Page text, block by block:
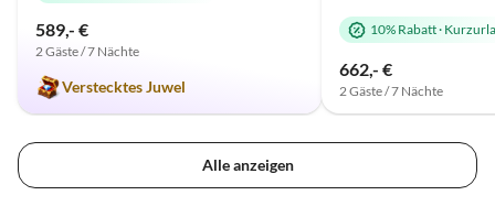
589,- €
2 Gäste / 7 Nächte
Verstecktes Juwel
10% Rabatt·
662,- €
2 Gäste / 7 Nächte
Alle anzeigen